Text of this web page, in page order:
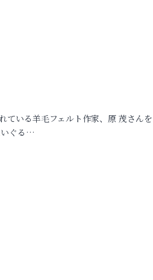
ている羊毛フェルト作家、原 茂さん
いぐる…